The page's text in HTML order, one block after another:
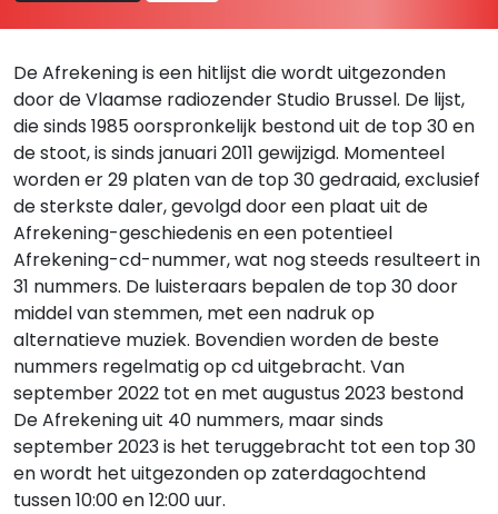
De Afrekening is een hitlijst die wordt uitgezonden
door de Vlaamse radiozender Studio Brussel. De lijst,
die sinds 1985 oorspronkelijk bestond uit de top 30 en
de stoot, is sinds januari 2011 gewijzigd. Momenteel
worden er 29 platen van de top 30 gedraaid, exclusief
de sterkste daler, gevolgd door een plaat uit de
Afrekening-geschiedenis en een potentieel
Afrekening-cd-nummer, wat nog steeds resulteert in
31 nummers. De luisteraars bepalen de top 30 door
middel van stemmen, met een nadruk op
alternatieve muziek. Bovendien worden de beste
nummers regelmatig op cd uitgebracht. Van
september 2022 tot en met augustus 2023 bestond
De Afrekening uit 40 nummers, maar sinds
september 2023 is het teruggebracht tot een top 30
en wordt het uitgezonden op zaterdagochtend
tussen 10:00 en 12:00 uur.